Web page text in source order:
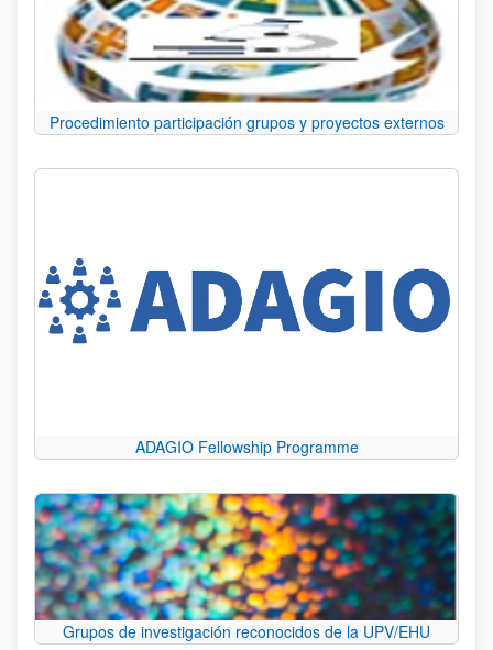
Procedimiento participación grupos y proyectos externos
ADAGIO Fellowship Programme
Grupos de investigación reconocidos de la UPV/EHU